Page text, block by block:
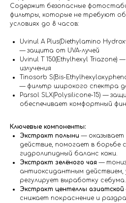
Содержит безопасные
фильтры, которые не требуют
условиях до 8 часов:
Uvinul A Plus(Diethylamino
— защита от UVA-лучей
Uvinul T 150(Ethylhexyl Triazone)
излучения
Tinosorb S(Bis-
— фильтр широкого спектра
Parsol SLX(Polysilicone-15) —
обеспечивает комфортный
Ключевые компоненты:
Экстракт полыни— оказывает
действие, помогает в борьбе
гидролипидный баланс кожи.
Экстракт зелёного чая —
антиоксидантным
регулирует выработку себума.
Экстракт центеллы азиатской
снижает покраснение и